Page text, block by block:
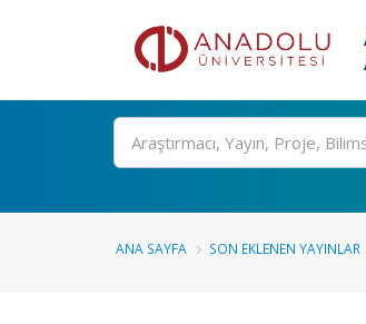
Ara
ANA SAYFA SON EKLENEN YAYINLAR